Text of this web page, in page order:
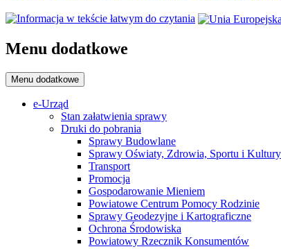
Menu dodatkowe
Menu dodatkowe
e-Urząd
Stan załatwienia sprawy
Druki do pobrania
Sprawy Budowlane
Sprawy Oświaty, Zdrowia, Sportu i Kultury
Transport
Promocja
Gospodarowanie Mieniem
Powiatowe Centrum Pomocy Rodzinie
Sprawy Geodezyjne i Kartograficzne
Ochrona Środowiska
Powiatowy Rzecznik Konsumentów